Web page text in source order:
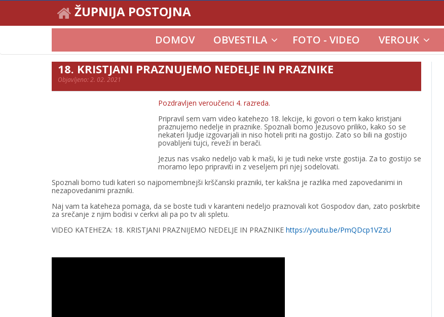
ŽUPNIJA POSTOJNA
DOMOV OBVESTILA FOTO - VIDEO VEROUK
18. KRISTJANI PRAZNUJEMO NEDELJE IN PRAZNIKE
Objavljeno: 2. 02. 2021
Pozdravljen veroučenci 4. razreda.
Pripravil sem vam video katehezo 18. lekcije, ki govori o tem kako kristjani
praznujemo nedelje in praznike. Spoznali bomo Jezusovo priliko, kako so se
nekateri ljudje izgovarjali in niso hoteli priti na gostijo. Zato so bili na gostijo
povabljeni tujci, reveži in berači.
Jezus nas vsako nedeljo vab k maši, ki je tudi neke vrste gostija. Za to gostijo se
moramo lepo pripraviti in z veseljem pri njej sodelovati.
Spoznali bomo tudi kateri so najpomembnejši krščanski prazniki, ter kakšna je razlika med zapovedanimi in
nezapovedanimi prazniki.
Naj vam ta kateheza pomaga, da se boste tudi v karanteni nedeljo praznovali kot Gospodov dan, zato poskrbite
za srečanje z njim bodisi v cerkvi ali pa po tv ali spletu.
VIDEO KATEHEZA: 18. KRISTJANI PRAZNIJEMO NEDELJE IN PRAZNIKE https://youtu.be/PmQDcp1VZzU